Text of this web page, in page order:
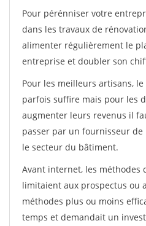
Pour pérénniser votre
dans les travaux de
alimenter régulièrement le
entreprise et doubler son
Pour les meilleurs artisans,
parfois suffire mais pour les
augmenter leurs revenus il
passer par un fournisseur
le secteur du bâtiment.
Avant internet, les méthodes
limitaient aux prospectus ou
méthodes plus ou moins
temps et demandait un